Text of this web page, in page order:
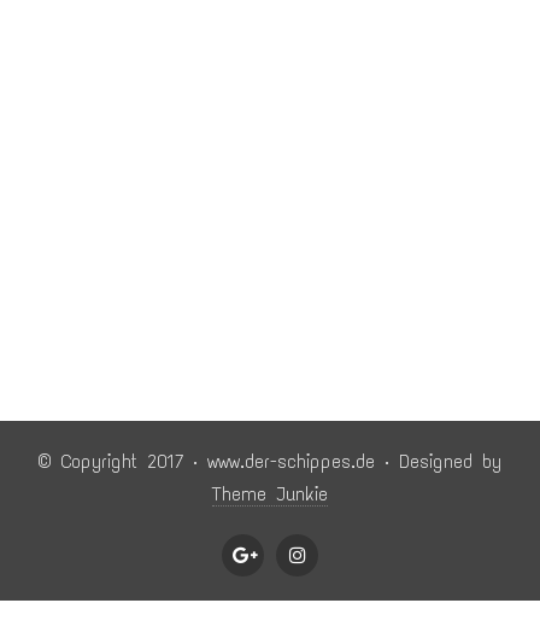
© Copyright 2017 · www.der-schippes.de · Designed by
Theme Junkie